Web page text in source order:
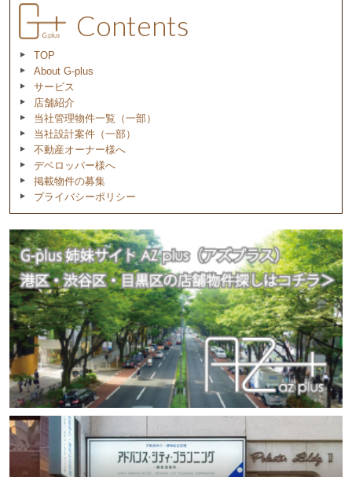
Contents
TOP
About G-plus
サービス
店舗紹介
当社管理物件一覧（一部）
当社設計案件（一部）
不動産オーナー様へ
デベロッパー様へ
掲載物件の募集
プライバシーポリシー